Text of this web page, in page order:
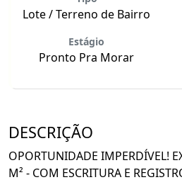
Lote / Terreno de Bairro
Estágio
Pronto Pra Morar
DESCRIÇÃO
OPORTUNIDADE IMPERDÍVEL!
M² - COM ESCRITURA E